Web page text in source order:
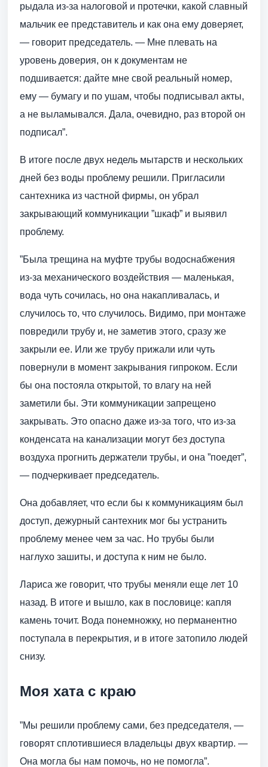
рыдала из-за налоговой и протечки, какой славный
мальчик ее представитель и как она ему доверяет,
— говорит председатель. — Мне плевать на
уровень доверия, он к документам не
подшивается: дайте мне свой реальный номер,
ему — бумагу и по ушам, чтобы подписывал акты,
а не выламывался. Дала, очевидно, раз второй он
подписал”.
В итоге после двух недель мытарств и нескольких
дней без воды проблему решили. Пригласили
сантехника из частной фирмы, он убрал
закрывающий коммуникации ”шкаф” и выявил
проблему.
”Была трещина на муфте трубы водоснабжения
из-за механического воздействия — маленькая,
вода чуть сочилась, но она накапливалась, и
случилось то, что случилось. Видимо, при монтаже
повредили трубу и, не заметив этого, сразу же
закрыли ее. Или же трубу прижали или чуть
повернули в момент закрывания гипроком. Если
бы она постояла открытой, то влагу на ней
заметили бы. Эти коммуникации запрещено
закрывать. Это опасно даже из-за того, что из-за
конденсата на канализации могут без доступа
воздуха прогнить держатели трубы, и она ”поедет”,
— подчеркивает председатель.
Она добавляет, что если бы к коммуникациям был
доступ, дежурный сантехник мог бы устранить
проблему менее чем за час. Но трубы были
наглухо зашиты, и доступа к ним не было.
Лариса же говорит, что трубы меняли еще лет 10
назад. В итоге и вышло, как в пословице: капля
камень точит. Вода понемножку, но перманентно
поступала в перекрытия, и в итоге затопило людей
снизу.
Моя хата с краю
”Мы решили проблему сами, без председателя, —
говорят сплотившиеся владельцы двух квартир. —
Она могла бы нам помочь, но не помогла”.